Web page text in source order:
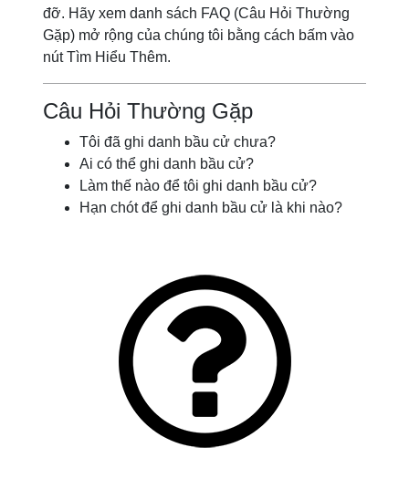
đỡ. Hãy xem danh sách FAQ (Câu Hỏi Thường
Gặp) mở rộng của chúng tôi bằng cách bấm vào
nút Tìm Hiểu Thêm.
Câu Hỏi Thường Gặp
Tôi đã ghi danh bầu cử chưa?
Ai có thể ghi danh bầu cử?
Làm thế nào để tôi ghi danh bầu cử?
Hạn chót để ghi danh bầu cử là khi nào?